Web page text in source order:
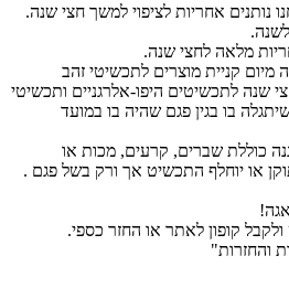
נותנים אחריות לציפוי למשך חצי שנה.
מלאה לחצי שנה.
מיום קניית מוצרים לתכשיטי זהב
שנה לתכשיטים היפו-אלרגניים ותכשיטי
בו בגין פגם שהיה בו במועד
כוללת שברים, קרעים, מכות או
או יוחלף התכשיט אך ורק בשל פגם .
קופון לאתר או החזר כספי.
והחזרות"